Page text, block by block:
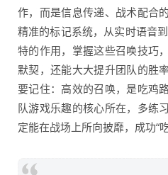
作，而是信息传递、战术配合
精准的标记系统，从实时语音
特的作用，掌握这些召唤技巧
默契，还能大大提升团队的胜
要记住：高效的召唤，是吃鸡
队游戏乐趣的核心所在，多练
定能在战场上所向披靡，成功“吃